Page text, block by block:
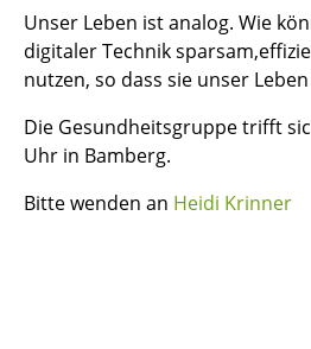
Unser Leben ist analog. Wie
digitaler Technik
nutzen, so dass sie unser
Die Gesundheitsgruppe trifft
Uhr in Bamberg.
Bitte wenden an Heidi Krinner